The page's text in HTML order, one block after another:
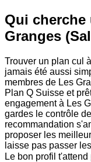
Qui
Granges
Trouver un plan cul à
jamais été aussi
membres de Les
Plan Q Suisse et
engagement à Les
gardes le contrôle
recommandation
proposer les
laisse pas passer
Le bon profil